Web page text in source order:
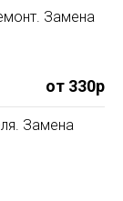
Замена
от 330р
Замена